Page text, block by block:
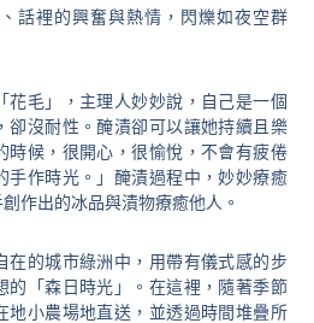
話裡的興奮與熱情，閃爍如夜空群
花毛」，主理人妙妙說，自己是一個
卻沒耐性。醃漬卻可以讓她持續且樂
時候，很開心，很愉悅，不會有疲倦
手作時光。」醃漬過程中，妙妙療癒
作出的冰品與漬物療癒他人。
在的城市綠洲中，用帶有儀式感的步
的「森日時光」。在這裡，隨著季節
地小農場地直送，並透過時間堆疊所